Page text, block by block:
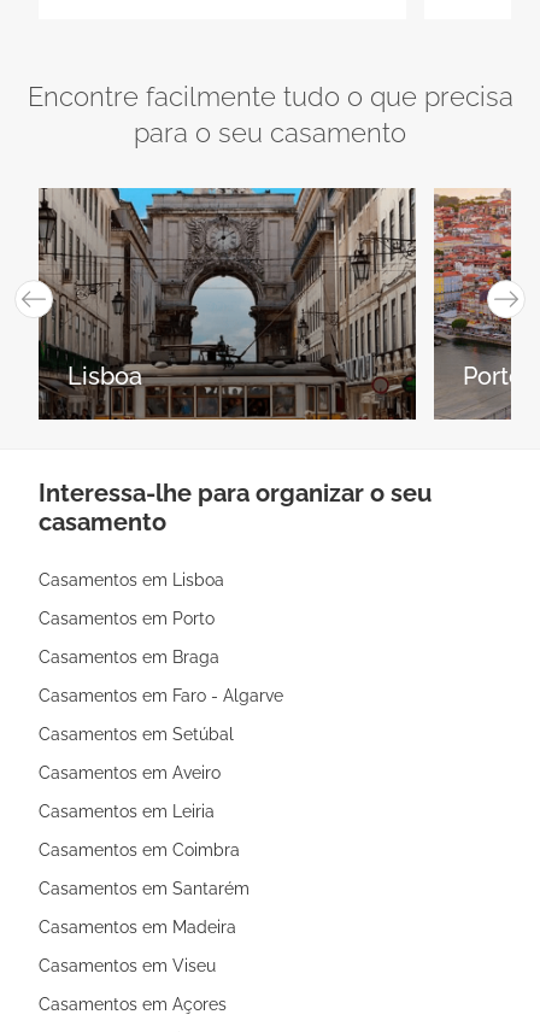
Encontre facilmente tudo o que precisa
para o seu casamento
Lisboa Porto
Interessa-lhe para organizar o seu
casamento
Casamentos em Lisboa
Casamentos em Porto
Casamentos em Braga
Casamentos em Faro - Algarve
Casamentos em Setúbal
Casamentos em Aveiro
Casamentos em Leiria
Casamentos em Coimbra
Casamentos em Santarém
Casamentos em Madeira
Casamentos em Viseu
Casamentos em Açores